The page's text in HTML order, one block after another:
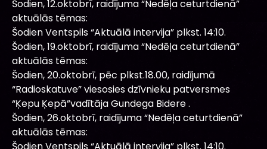
Šodien, 12.oktobrī, raidījuma “Nedēļa ceturtdienā”
aktuālās tēmas:
Šodien Ventspils “Aktuālā intervija” plkst. 14:10.
Šodien, 19.oktobrī, raidījuma “Nedēļa ceturtdienā”
aktuālās tēmas:
Šodien, 20.oktobrī, pēc plkst.18.00, raidījumā
“Radioskatuve” viesosies dzīvnieku patversmes
“Ķepu Ķepā”vadītāja Gundega Bidere .
Šodien, 26.oktobrī, raidījuma “Nedēļa ceturtdienā”
aktuālās tēmas:
Šodien Ventspils “Aktuālā intervija” plkst. 14:10.